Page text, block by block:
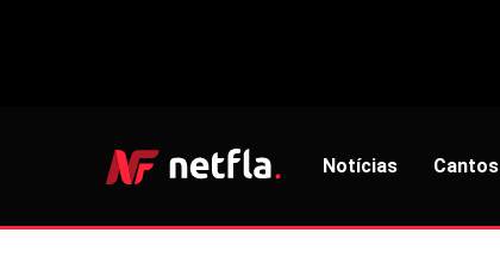
Notícias